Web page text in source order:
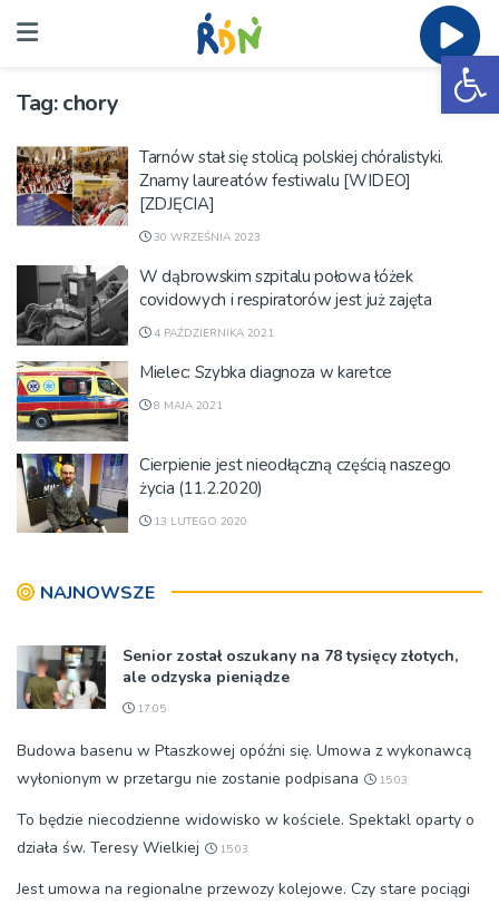
Tag:chory
Tarnów stał się stolicą polskiej chóralistyki.
Znamy laureatów festiwalu [WIDEO]
[ZDJĘCIA]
30 WRZEŚNIA 2023
W dąbrowskim szpitalu połowa łóżek
covidowych i respiratorów jest już zajęta
4 PAŹDZIERNIKA 2021
Mielec: Szybka diagnoza w karetce
8 MAJA 2021
Cierpienie jest nieodłączną częścią naszego
życia (11.2.2020)
13 LUTEGO 2020
NAJNOWSZE
Senior został oszukany na 78 tysięcy złotych,
ale odzyska pieniądze
17:05
Budowa basenu w Ptaszkowej opóźni się. Umowa z wykonawcą
wyłonionym w przetargu nie zostanie podpisana
15:03
To będzie niecodzienne widowisko w kościele. Spektakl oparty o
działa św. Teresy Wielkiej
15:03
Jest umowa na regionalne przewozy kolejowe. Czy stare pociągi